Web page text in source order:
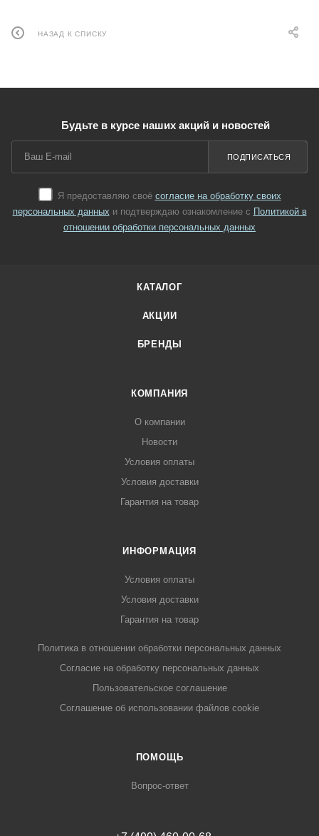
НАЗАД К СПИСКУ
Будьте в курсе наших акций и новостей
Я предоставляю своё согласие на обработку своих
персональных данных и подтверждаю ознакомление с Политикой в
отношении обработки персональных данных
ПОДПИСАТЬСЯ
КАТАЛОГ
АКЦИИ
БРЕНДЫ
КОМПАНИЯ
О компании
Новости
Условия оплаты
Условия доставки
Гарантия на товар
ИНФОРМАЦИЯ
Условия оплаты
Условия доставки
Гарантия на товар
Политика в отношении обработки персональных данных
Cогласие на обработку персональных данных
Пользовательское соглашение
Cоглашение об использовании файлов cookie
ПОМОЩЬ
Вопрос-ответ